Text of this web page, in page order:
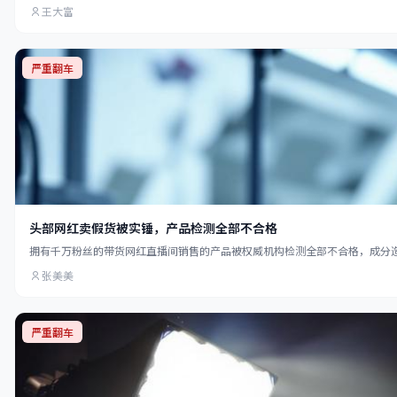
王大富
严重翻车
头部网红卖假货被实锤，产品检测全部不合格
拥有千万粉丝的带货网红直播间销售的产品被权威机构检测全部不合格，成分
张美美
严重翻车